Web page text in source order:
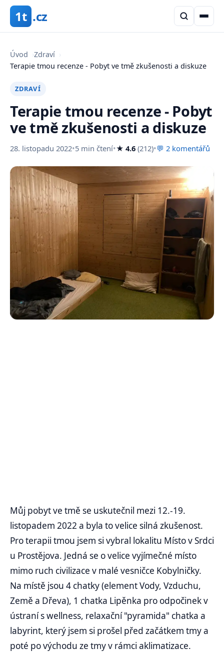
1t .cz
Úvod ›Zdraví ›
Terapie tmou recenze - Pobyt ve tmě zkušenosti a diskuze
ZDRAVÍ
Terapie tmou recenze - Pobyt
ve tmě zkušenosti a diskuze
28. listopadu 2022•5 min čtení•★ 4.6 (212)•💬 2 komentářů
Můj pobyt ve tmě se uskutečnil mezi 12.-19.
listopadem 2022 a byla to velice silná zkušenost.
Pro terapii tmou jsem si vybral lokalitu Místo v Srdci
u Prostějova. Jedná se o velice vyjímečné místo
mimo ruch civilizace v malé vesničce Kobylničky.
Na místě jsou 4 chatky (element Vody, Vzduchu,
Země a Dřeva), 1 chatka Lipěnka pro odpočinek v
ústraní s wellness, relaxační "pyramida" chatka a
labyrint, který jsem si prošel před začátkem tmy a
poté po východu ze tmy v rámci aklimatizace.